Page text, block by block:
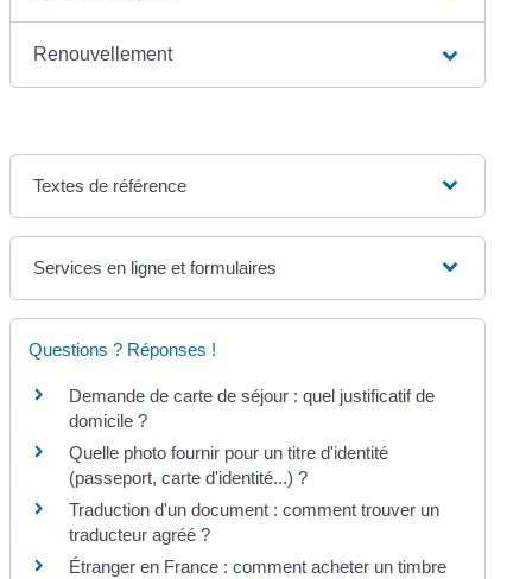
Renouvellement
Textes de référence
Services en ligne et formulaires
Questions ? Réponses !
Demande de carte de séjour : quel justificatif de
domicile ?
Quelle photo fournir pour un titre d'identité
(passeport, carte d'identité...) ?
Traduction d'un document : comment trouver un
traducteur agréé ?
Étranger en France : comment acheter un timbre